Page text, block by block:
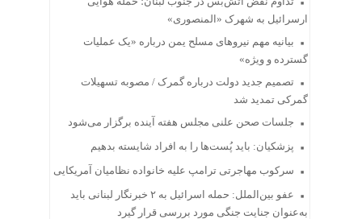
ارسرائیل به شهرک «المنصوری»
بیانیه مهم نیروهای مسلح یمن درباره «یک عملیات
گسترده و ویژه»
تصمیم جدید دولت درباره گمرک / مصوبه تسهیلات
گمرکی تمدید شد
جلسات صحن علنی مجلس هفته آینده برگزار می‌شود
پزشکیان: باید پُست‌ها را به افراد شایسته بدهیم
سرکوب مهاجرتی ترامپ علیه خانواده نظامیان آمریکایی
عفو بین‌الملل: حمله اسرائیل به ۲ خبرنگار لبنانی باید
به‌عنوان جنایت جنگی مورد بررسی قرار گیرد